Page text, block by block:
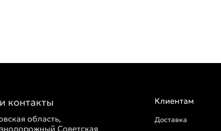
контакты
область,
Советская
Клиентам
Доставка